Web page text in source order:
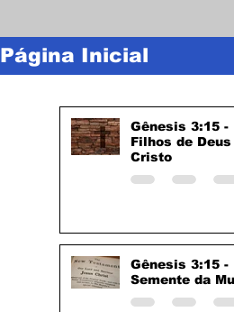
Página Inicial
Gênesis 3:15 -
Filhos de
Cristo
Gênesis 3:15 -
Semente da